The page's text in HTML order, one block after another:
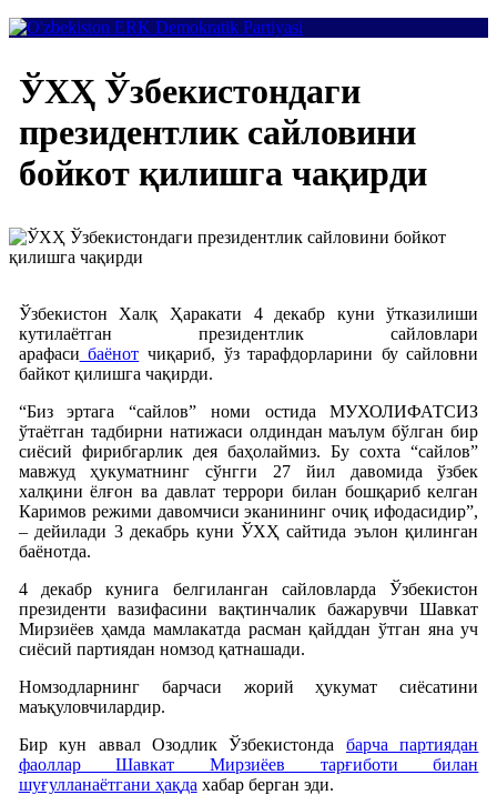
ЎХҲ Ўзбекистондаги
президентлик сайловини
бойкот қилишга чақирди
Ўзбекистон Халқ Ҳаракати 4 декабр куни ўтказилиши
кутилаётган президентлик сайловлари
арафаси баёнот чиқариб, ўз тарафдорларини бу сайловни
байкот қилишга чақирди.
“Биз эртага “сайлов” номи остида МУХОЛИФАТСИЗ
ўтаётган тадбирни натижаси олдиндан маълум бўлган бир
сиёсий фирибгарлик дея баҳолаймиз. Бу сохта “сайлов”
мавжуд ҳукуматнинг сўнгги 27 йил давомида ўзбек
халқини ёлғон ва давлат террори билан бошқариб келган
Каримов режими давомчиси эканининг очиқ ифодасидир”,
– дейилади 3 декабрь куни ЎХҲ сайтида эълон қилинган
баёнотда.
4 декабр кунига белгиланган сайловларда Ўзбекистон
президенти вазифасини вақтинчалик бажарувчи Шавкат
Мирзиёев ҳамда мамлакатда расман қайддан ўтган яна уч
сиёсий партиядан номзод қатнашади.
Номзодларнинг барчаси жорий ҳукумат сиёсатини
маъқуловчилардир.
Бир кун аввал Озодлик Ўзбекистонда барча партиядан
фаоллар Шавкат Мирзиëев тарғиботи билан
шуғулланаётгани ҳақда хабар берган эди.